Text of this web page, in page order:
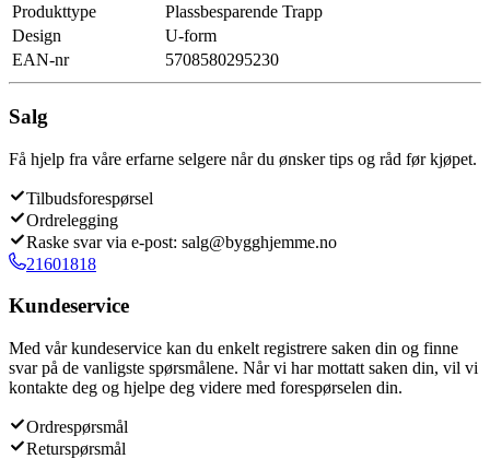
Produkttype
Plassbesparende Trapp
Design
U-form
EAN-nr
5708580295230
Salg
Få hjelp fra våre erfarne selgere når du ønsker tips og råd før kjøpet.
Tilbudsforespørsel
Ordrelegging
Raske svar via e-post: salg@bygghjemme.no
21601818
Kundeservice
Med vår kundeservice kan du enkelt registrere saken din og finne
svar på de vanligste spørsmålene. Når vi har mottatt saken din, vil vi
kontakte deg og hjelpe deg videre med forespørselen din.
Ordrespørsmål
Returspørsmål